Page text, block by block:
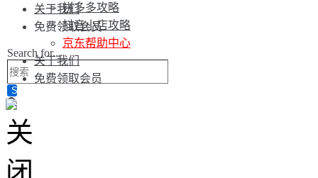
关于我们
免费领取会员
Search for...
拼多多攻略
抖音小店攻略
京东帮助中心
关于我们
免费领取会员